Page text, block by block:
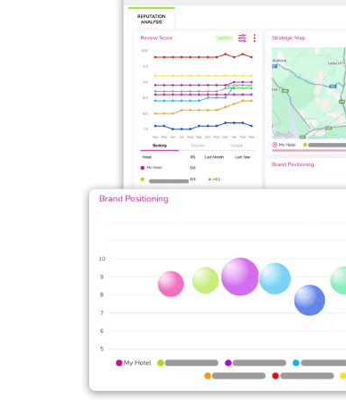
: permite-lhe analisar o desempenho da
com o
Mapa estratégico : apresenta os principais
: um gráfico intuitivo que combina a
dando uma indicação
: permite-lhe monitorizar o número de
úteis sobre o volume de
Investir na reputação da marca significa melhorar a
certas, pode otimizar a sua